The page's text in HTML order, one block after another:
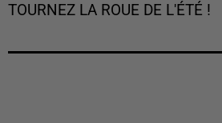
TOURNEZ LA ROUE DE L'ÉTÉ !